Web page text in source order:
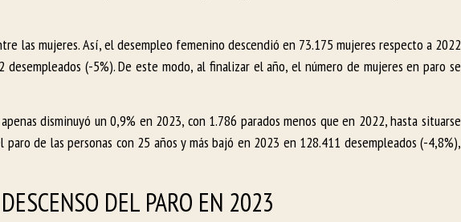
las mujeres. Así, el desempleo femenino descendió en 73.175 mujeres respecto a 2022
(-5%). De este modo, al finalizar el año, el número de mujeres en paro se
disminuyó un 0,9% en 2023, con 1.786 parados menos que en 2022, hasta situarse
de las personas con 25 años y más bajó en 2023 en 128.411 desempleados (-4,8%),
DEL PARO EN 2023